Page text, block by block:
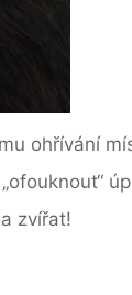
ohřívání
zvířat!